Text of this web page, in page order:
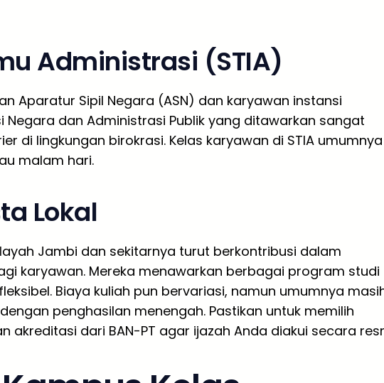
Administrasi (STIA)
Aparatur Sipil Negara (ASN) dan karyawan instansi
dan Administrasi Publik yang ditawarkan sangat
di lingkungan birokrasi. Kelas karyawan di STIA umumnya
malam hari.
Lokal
Jambi dan sekitarnya turut berkontribusi dalam
karyawan. Mereka menawarkan berbagai program studi
Biaya kuliah pun bervariasi, namun umumnya
penghasilan menengah. Pastikan untuk memilih
akreditasi dari BAN-PT agar ijazah Anda diakui secara